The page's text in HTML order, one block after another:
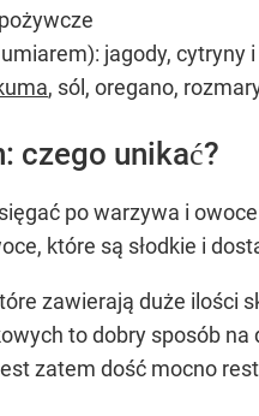
jagody, cytryny
, sól, oregano,
czego unikać?
po warzywa i
które są słodkie i
zawierają duże ilości
to dobry sposób
zatem dość mocno